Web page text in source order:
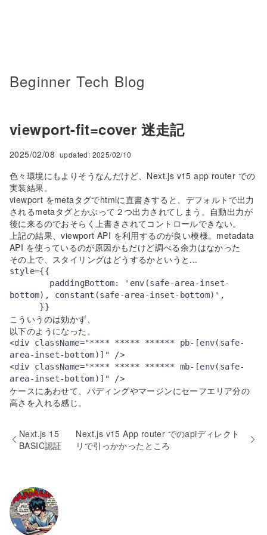
Beginner Tech Blog
viewport-fit=cover 迷走記
2025/02/08 updated: 2025/02/10
色々環境にもよりそうなんだけど、Next.js v15 app router での
実装結果。
viewport をmetaタグでhtmlに直書きすると、デフォルトで出力
されるmetaタグとかぶって２つ出力されてしまう。自動出力が
後に来るのでおそらく上書きされてコントロールできない。
上記の結果、viewport API を利用するのが良い模様。metadata
API を使っているのが原因かもだけど調べる余力はなかった
その上で、スタイリングはどうするかというと...
style={{
bottom), constant(safe-area-inset-bottom)',
こういうのは効かず、
以下のようになった。
<div className="**** ***** ****** pb-[env(safe-
area-inset-bottom)]" />
<div className="**** ***** ****** mb-[env(safe-
ケースにあわせて、パディングやマージンにセーフエリア分の
高さを入れる感じ。
Next.js 15
BASIC認証
Next.js v15 App router でのapiディレクト
リで引っかかったところ